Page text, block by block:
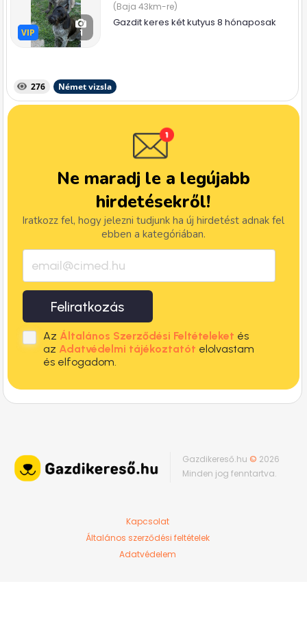
VIP
VIP 1
(Baja 43km-re)
Gazdit keres két kutyus 8 hónaposak
276 Német vizsla
Ne maradj le a legújabb
hirdetésekről!
Iratkozz fel, hogy jelezni tudjunk ha új hirdetést adnak fel
ebben a kategóriában.
Feliratkozás
Az Általános Szerződési Feltételeket és
az Adatvédelmi tájékoztatót elolvastam
és elfogadom.
Gazdikereső.hu © 2026
Minden jog fenntartva.
Kapcsolat
Általános szerződési feltételek
Adatvédelem